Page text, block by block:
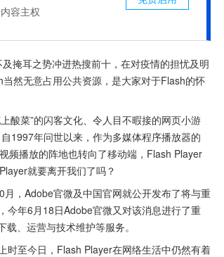
容主权
掩耳之势冲进热搜前十，在对疫情的担忧及明
然无意占用公共资源，是大家对于Flash的怀
酸菜”的闪客文化、令人目不暇接的网页小游
1997年问世以来，作为多媒体程序播放器的
频播放的阵地也转向了移动端，Flash Player
就要离开我们了吗？
，Adobe官微及中国官网就公开发布了将与重
今年6月18日Adobe官微又对该消息进行了重
、运营与技术维护等服务。
时至今日，Flash Player在网络生活中仍然有着